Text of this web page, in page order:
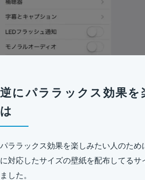
逆にパララックス効果を
は
パララックス効果を楽しみたい人のため
に対応したサイズの壁紙を配布してるサ
ました。